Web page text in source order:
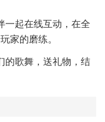
一起在线互动，在全
家的磨练。
的歌舞，送礼物，结